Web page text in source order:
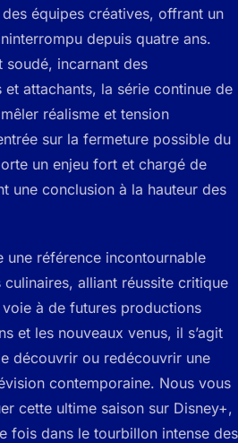
des équipes créatives, offrant un
depuis quatre ans.
soudé, incarnant des
attachants, la série continue de
réalisme et tension
sur la fermeture possible du
un enjeu fort et chargé de
une conclusion à la hauteur des
une référence incontournable
alliant réussite critique
à de futures productions
et les nouveaux venus, il s’agit
découvrir ou redécouvrir une
contemporaine. Nous vous
cette ultime saison sur Disney+,
fois dans le tourbillon intense des